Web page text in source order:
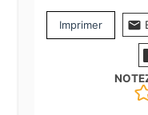
Imprimer